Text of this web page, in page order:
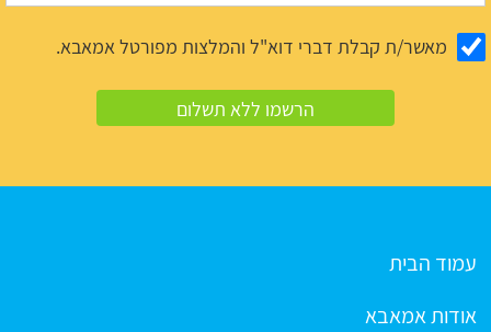
מאשר/ת קבלת דברי דוא"ל והמלצות מפורטל אמאבא.
עמוד הבית
אודות אמאבא